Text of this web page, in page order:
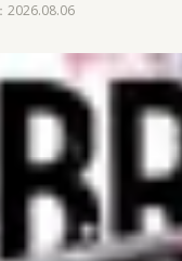
2026.08.06